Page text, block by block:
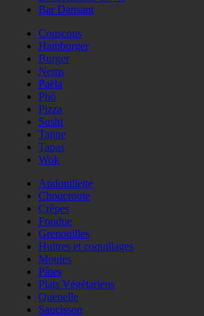
Bar Dansant
Couscous
Hamburger
Burger
Nems
Paëla
Phö
Pizza
Sushi
Tajine
Tapas
Wok
Andouillette
Choucroute
Crêpes
Fondue
Grenouilles
Huitres et coquillages
Moules
Pâtes
Plats Végétariens
Quenelle
Saucisson